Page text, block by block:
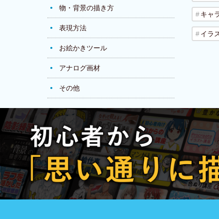
物・背景の描き方
表現方法
お絵かきツール
アナログ画材
その他
キャ
イラ